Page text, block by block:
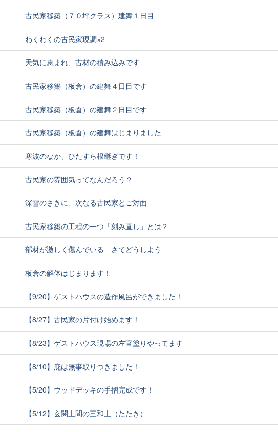
古民家移築（７０坪クラス）建舞１日目
わくわくの古民家現調×2
天気に恵まれ、古材の積み込みです
古民家移築（板倉）の建舞４日目です
古民家移築（板倉）の建舞２日目です
古民家移築（板倉）の建舞はじまりました
寒波のなか、ひたすら根継ぎです！
古民家の雰囲気ってなんだろう？
深雪のさきに、次なる古民家とご対面
古民家移築の工程の一つ「刻み直し」とは？
部材が激しく傷んでいる さてどうしよう
板倉の解体はじまります！
【9/20】ゲストハウスの造作風呂ができました！
【8/27】古民家の片付け始めます！
【8/23】ゲストハウス現場の左官塗りやってます
【8/10】庇は無事取りつきました！
【5/20】ウッドデッキの手摺完成です！
【5/12】玄関土間の三和土（たたき）